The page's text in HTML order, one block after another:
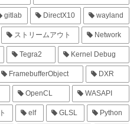
gitlab DirectX10 wayland
ストリームアウト Network
Tegra2 Kernel Debug
FramebufferObject DXR
OpenCL WASAPI
elf GLSL Python